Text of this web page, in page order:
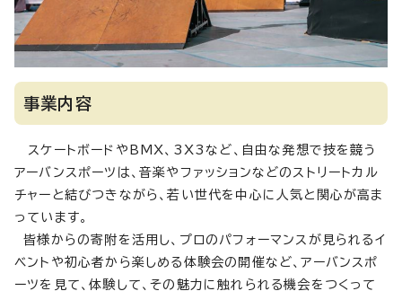
事業内容
スケートボードやBMX、3X3など、自由な発想で技を競う
アーバンスポーツは、音楽やファッションなどのストリートカル
チャーと結びつきながら、若い世代を中心に人気と関心が高ま
っています。
皆様からの寄附を活用し、プロのパフォーマンスが見られるイ
ベントや初心者から楽しめる体験会の開催など、アーバンスポ
ーツを見て、体験して、その魅力に触れられる機会をつくって